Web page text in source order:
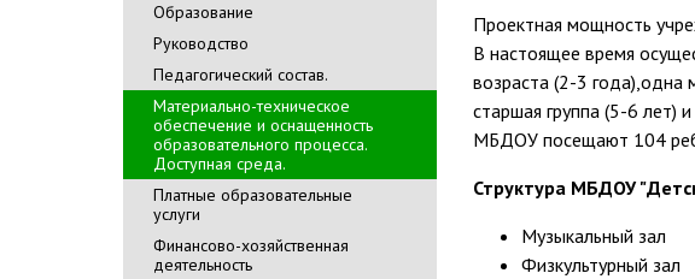
Образование
Руководство
Педагогический состав.
Материально-техническое
обеспечение и оснащенность
образовательного процесса.
Доступная среда.
Платные образовательные
услуги
Финансово-хозяйственная
деятельность
Проектная мощность
В настоящее время
возраста (2-3 года),одна
старшая группа (5-6 лет)
МБДОУ посещают 104
Структура МБДОУ
Музыкальный зал
Физкультурный зал